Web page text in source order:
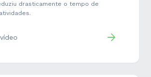
drasticamente o tempo de